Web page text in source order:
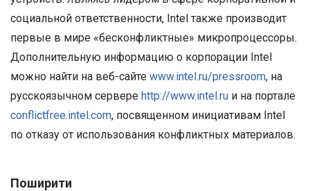
социальной ответственности, Intel также производит
первые в мире «бесконфликтные» микропроцессоры.
Дополнительную информацию о корпорации Intel
можно найти на веб-сайте www.intel.ru/pressroom, на
русскоязычном сервере http://www.intel.ru и на портале
conflictfree.intel.com, посвященном инициативам Intel
по отказу от использования конфликтных материалов.
Поширити